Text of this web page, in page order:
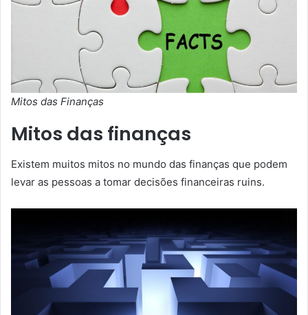
Mitos das Finanças
Mitos das finanças
Existem muitos mitos no mundo das finanças que podem
levar as pessoas a tomar decisões financeiras ruins.